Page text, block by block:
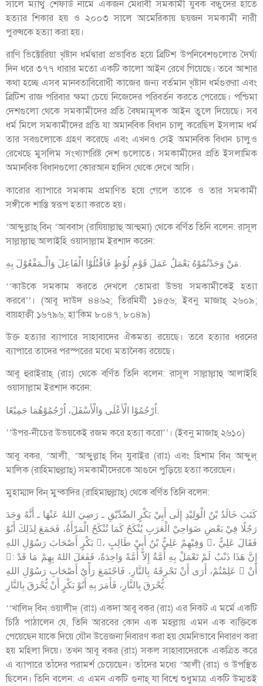
সালে ম্যাথু শেফার্ড নামে একজন মেধাবী সমকামী যুবক বন্ধুদের হাতে
হত্যার শিকার হয় ও ২০০৩ সালে আমেরিকায় ছয়জন সমকামী নারী
পুরুষকে হত্যা করা হয়।
রাণি ভিক্টোরিয়া খৃষ্টান ধর্মদ্বারা প্রভাবিত হয়ে ব্রিটিশ উপনিবেশগুলোত দৈর্ঘ্য
দিন ধরে ৩৭৭ ধারার মতো একটি কালো আইন রেখে গিয়েছে। তবে আশার
কথা হচ্ছে এসব মানবতাবিরোধী কাজের জন্য বর্তমান খৃষ্টান ধর্মগুরুরা এবং
ব্রিটিশ রাজ পরিবার ক্ষমা চেয়ে নিজেদের পরিবর্তন করতে পেরেছে। পশ্চিমা
দেশগুলো থেকে সমকামীদের প্রতি বৈষম্যমূলক আইন তুলে দিয়েছে। সব
ধর্ম মিলে সমকামীদের প্রতি যা অমানবিক বিধান চালু করেছিল ইসলাম ধর্ম
তার সবগুলোকে গ্রহণ করেছে এবং এখনও সেই অমানবিক বিধান চালুও
রেখেছে মুসলিম সংখ্যাগরিষ্ট দেশ গুলোতে। সমকামীদের প্রতি ইসলামিক
অমানবিক বিধানগুলো কোরআন হাদিস থেকে দেখে আসি।
কারোর ব্যাপারে সমকাম প্রমাণিত হয়ে গেলে তাকে ও তার সমকামী
সঙ্গীকে শাস্তি স্বরূপ হত্যা করতে হয়।
‘আব্দুল্লাহ্ বিন্ ‘আববাস্ (রাযিয়াল্লাহু আন্হুমা) থেকে বর্ণিত তিনি বলেন: রাসূল
সাল্লাল্লাহু আলাইহি ওয়াসাল্লাম ইরশাদ করেন:
مَنْ وَجَدْتُمُوْهُ يَعْمَلُ عَمَلَ قَوْمِ لُوْطٍ فَاقْتُلُوْا الْفَاعِلَ وَالْـمَفْعُوْلَ بِهِ.
‘‘কাউকে সমকাম করতে দেখলে তোমরা উভয় সমকামীকেই হত্যা
করবে’’। (আবূ দাউদ ৪৪৬২; তিরমিযী ১৪৫৬; ইব্নু মাজাহ্ ২৬০৯;
বায়হাক্বী ১৬৭৯৬; হা’কিম ৮০৪৭, ৮০৪৯)
উক্ত হত্যার ব্যাপারে সাহাবাদের ঐকমত্য রয়েছে। তবে হত্যার ধরনের
ব্যাপারে তাদের পরস্পরের মধ্যে মতানৈক্য রয়েছে।
আবূ হুরাইরাহ্ (রাঃ) থেকে বর্ণিত তিনি বলেন: রাসূল সাল্লাল্লাহু আলাইহি
ওয়াসাল্লাম ইরশাদ করেন:
اُرْجُمُوْا الْأَعْلَى وَالْأَسْفَلَ، اُرْجُمُوْهُمَا جَمِيْعًا.
’’উপর-নীচের উভয়কেই রজম করে হত্যা করো’’। (ইব্নু মাজাহ্ ২৬১০)
আবূ বকর, ‘আলী, ‘আব্দুল্লাহ্ বিন্ যুবাইর (রাঃ) এবং হিশাম বিন্ আব্দুল্
মালিক (রাহিমাহুল্লাহ্) সমকামীদেরকে আগুনে পুড়িয়ে হত্যা করেছেন।
মুহাম্মাদ বিন্ মুন্কাদির (রাহিমাহুল্লাহ্) থেকে বর্ণিত তিনি বলেন:
كَتَبَ خَالَدُ بْنُ الْوَلِيْدِ إِلَى أَبِيْ بَكْرٍ الصِّدِّيْقِ ـ رَضِيَ اللهُ عَنْهَا ـ أَنَّهُ وَجَدَ
رَجُلًا فِيْ بَعْضِ ضَوَاحِيْ الْعَرَبِ يُنْكَحُ كَمَا تُنْكَحُ الْمَرْأَةُ، فَجَمَعَ لِذَلِكَ أَبُوْ
بَكْرٍ أَصْحَابَ رَسُوْلِ اللهِ ، وَفِيْهِمْ عَلِيُّ بْنُ أَبِيْ طَالِبٍ ، فَقَالَ عَلِيٌّ
: إِنَّ هَذَا ذَنْبٌ لَمْ تَعْمَلْ بِهِ أُمَّةٌ إِلاَّ أُمَّةً وَاحِدَةً، فَفَعَلَ اللهُ بِهِمْ مَا قَدْ
عَلِمْتُمْ، أَرَى أَنْ تَحْرِقَهُ بِالنَّارِ، فَاجْتَمَعَ رَأْيُ أَصْحَابِ رَسُوْلِ اللهِ  أَنْ
يُّحْرَقَ بِالنَّارِ، فَأَمَرَ بِهِ أَبُوْ بَكْرٍ أَنْ يُّحْرَقَ بِالنَّارِ.
‘‘খালিদ্ বিন্ ওয়ালীদ্ (রাঃ) একদা আবূ বকর (রাঃ) এর নিকট এ মর্মে একটি
চিঠি পাঠালেন যে, তিনি আরবের কোন এক মহল্লায় এমন এক ব্যক্তিকে
পেয়েছেন যাকে দিয়ে যৌন উত্তেজনা নিবারণ করা হয় যেমনিভাবে নিবারণ করা
হয় মহিলা দিয়ে। তখন আবূ বকর (রাঃ) সকল সাহাবাদেরকে একত্রিত করে
এ ব্যাপারে তাঁদের পরামর্শ চেয়েছেন। তাঁদের মধ্যে ‘আলী (রাঃ) ও উপস্থিত
ছিলেন। তিনি বলেন: এ এমন একটি গুনাহ্ যা বিশ্বে শুধুমাত্র একটি উম্মতই